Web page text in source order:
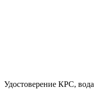
Удостоверение КРС, вода